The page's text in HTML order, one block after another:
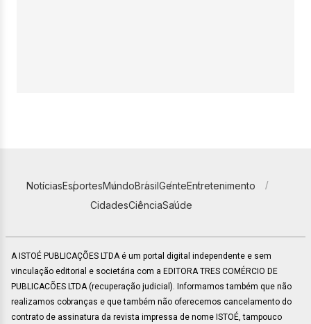
NotíciasEsportesMundoBrasilGenteEntretenimento
CidadesCiênciaSaúde
A ISTOÉ PUBLICAÇÕES LTDA é um portal digital independente e sem
vinculação editorial e societária com a EDITORA TRES COMÉRCIO DE
PUBLICACÕES LTDA (recuperação judicial). Informamos também que não
realizamos cobranças e que também não oferecemos cancelamento do
contrato de assinatura da revista impressa de nome ISTOÉ, tampouco